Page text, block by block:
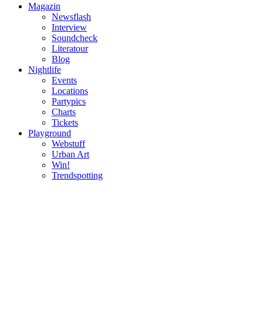
Magazin
Newsflash
Interview
Soundcheck
Literatour
Blog
Nightlife
Events
Locations
Partypics
Charts
Tickets
Playground
Webstuff
Urban Art
Win!
Trendspotting